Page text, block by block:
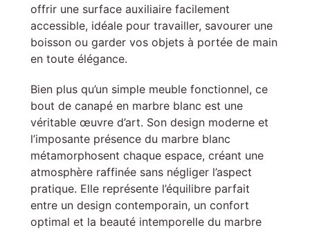
offrir une surface auxiliaire facilement
accessible, idéale pour travailler, savourer une
boisson ou garder vos objets à portée de main
en toute élégance.
Bien plus qu’un simple meuble fonctionnel, ce
bout de canapé en marbre blanc est une
véritable œuvre d’art. Son design moderne et
l’imposante présence du marbre blanc
métamorphosent chaque espace, créant une
atmosphère raffinée sans négliger l’aspect
pratique. Elle représente l’équilibre parfait
entre un design contemporain, un confort
optimal et la beauté intemporelle du marbre